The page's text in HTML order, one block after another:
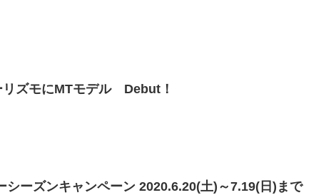
ズモにMTモデル Debut！
ーズンキャンペーン 2020.6.20(土)～7.19(日)まで